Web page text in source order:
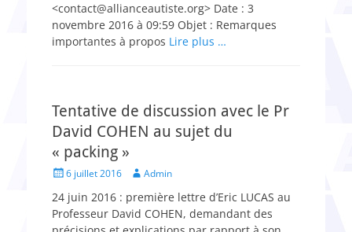
<contact@allianceautiste.org> Date : 3
novembre 2016 à 09:59 Objet : Remarques
importantes à propos Lire plus …
Tentative de discussion avec le Pr
David COHEN au sujet du
« packing »
Posted6 juillet 2016 Author
Admin
24 juin 2016 : première lettre d’Eric LUCAS au
Professeur David COHEN, demandant des